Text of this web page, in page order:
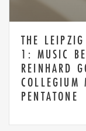
THE
1: MUSIC
REINHARD
COLLEGIUM
PENTATONE